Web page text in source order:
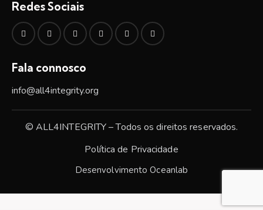
Redes Sociais
Fala connosco
info@all4integrity.org
© ALL4INTEGRITY – Todos os direitos reservados.
Política de Privacidade
DesenvolvimentoOceanlab